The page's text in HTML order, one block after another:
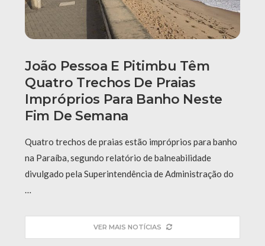
João Pessoa E Pitimbu Têm
Quatro Trechos De Praias
Impróprios Para Banho Neste
Fim De Semana
Quatro trechos de praias estão impróprios para banho
na Paraíba, segundo relatório de balneabilidade
divulgado pela Superintendência de Administração do
…
VER MAIS NOTÍCIAS